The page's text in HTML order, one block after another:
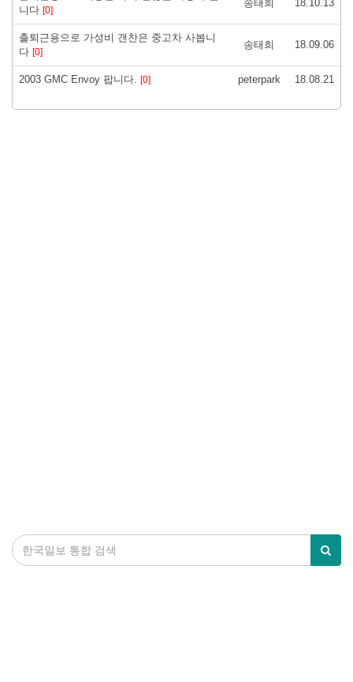
니다 [0]
송태희 18.10.13
출퇴근용으로 가성비 갠찬은 중고차 사봅니
다 [0]
송태희 18.09.06
2003 GMC Envoy 팝니다. [0] peterpark 18.08.21